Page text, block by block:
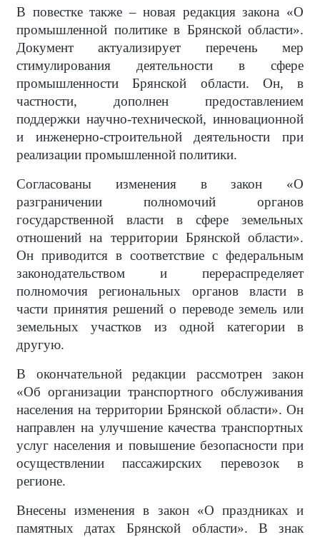
В повестке также – новая редакция закона «О
промышленной политике в Брянской области».
Документ актуализирует перечень мер
стимулирования деятельности в сфере
промышленности Брянской области. Он, в
частности, дополнен предоставлением
поддержки научно-технической, инновационной
и инженерно-строительной деятельности при
реализации промышленной политики.
Согласованы изменения в закон «О
разграничении полномочий органов
государственной власти в сфере земельных
отношений на территории Брянской области».
Он приводится в соответствие с федеральным
законодательством и перераспределяет
полномочия региональных органов власти в
части принятия решений о переводе земель или
земельных участков из одной категории в
другую.
В окончательной редакции рассмотрен закон
«Об организации транспортного обслуживания
населения на территории Брянской области». Он
направлен на улучшение качества транспортных
услуг населения и повышение безопасности при
осуществлении пассажирских перевозок в
регионе.
Внесены изменения в закон «О праздниках и
памятных датах Брянской области». В знак